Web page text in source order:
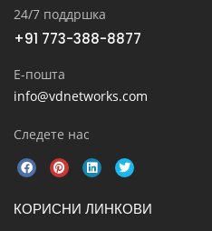
24/7 поддршка
+91 773-388-8877
Е-пошта
info@vdnetworks.com
Следете нас
КОРИСНИ ЛИНКОВИ